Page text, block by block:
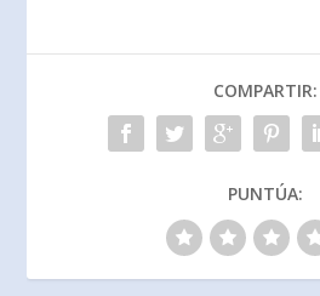
COMPARTIR:
PUNTÚA: